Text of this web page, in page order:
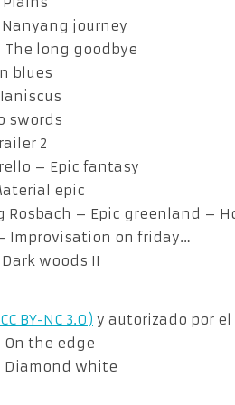
journey
long goodbye
blues
swords
2
– Epic fantasy
epic
Rosbach – Epic greenland –
Improvisation on friday…
woods II
BY-NC 3.0) y autorizado por el
On the edge
Diamond white